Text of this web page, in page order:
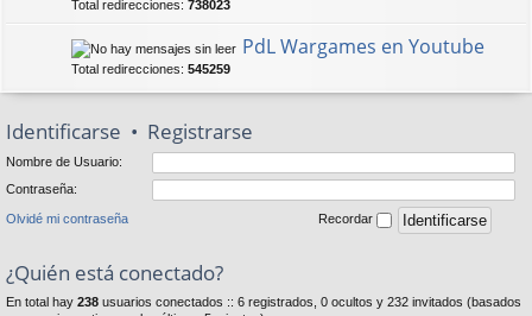
Total redirecciones: 738023
PdL Wargames en Youtube
Total redirecciones: 545259
Identificarse • Registrarse
Nombre de Usuario:
Contraseña:
Olvidé mi contraseña Recordar
¿Quién está conectado?
En total hay 238 usuarios conectados :: 6 registrados, 0 ocultos y 232 invitados (basados